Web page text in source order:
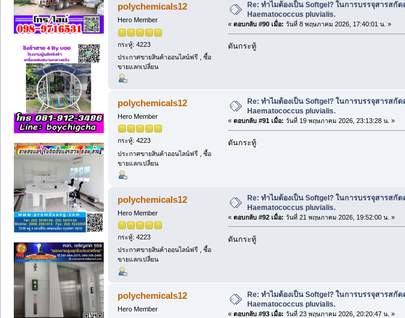
polychemicals12
Hero Member
กระทู้: 4223
ประกาศขายสินค้าออนไลน์ฟรี , ซื้อ
ขายแลกเปลี่ยน
Re: ทำไมต้องเป็น Softgel? ในการบรรจุสารสกั
Haematococcus pluvialis.
« ตอบกลับ #90 เมื่อ: วันที่ 8 พฤษภาคม 2026, 17:40:01 น. »
ดันกระทู้
polychemicals12
Hero Member
กระทู้: 4223
ประกาศขายสินค้าออนไลน์ฟรี , ซื้อ
ขายแลกเปลี่ยน
Re: ทำไมต้องเป็น Softgel? ในการบรรจุสารสกั
Haematococcus pluvialis.
« ตอบกลับ #91 เมื่อ: วันที่ 19 พฤษภาคม 2026, 23:13:28 น. »
ดันกระทู้
polychemicals12
Hero Member
กระทู้: 4223
ประกาศขายสินค้าออนไลน์ฟรี , ซื้อ
ขายแลกเปลี่ยน
Re: ทำไมต้องเป็น Softgel? ในการบรรจุสารสกั
Haematococcus pluvialis.
« ตอบกลับ #92 เมื่อ: วันที่ 21 พฤษภาคม 2026, 19:52:00 น. »
ดันกระทู้
polychemicals12
Hero Member
Re: ทำไมต้องเป็น Softgel? ในการบรรจุสารสกั
Haematococcus pluvialis.
« ตอบกลับ #93 เมื่อ: วันที่ 23 พฤษภาคม 2026, 20:20:47 น. »